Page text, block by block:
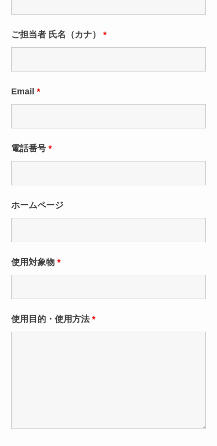
ご担当者 氏名（カナ） *
Email *
電話番号 *
ホームページ
使用対象物 *
使用目的・使用方法 *